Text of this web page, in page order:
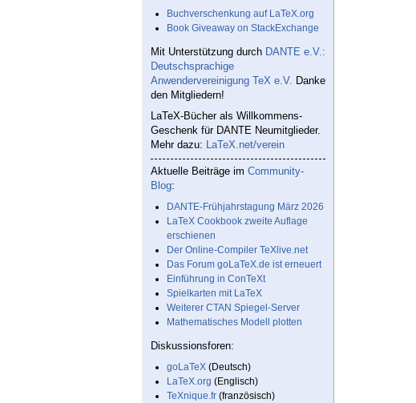
Buchverschenkung auf LaTeX.org
Book Giveaway on StackExchange
Mit Unterstützung durch DANTE e.V.:
Deutschsprachige
Anwendervereinigung TeX e.V. Danke
den Mitgliedern!
LaTeX-Bücher als Willkommens-
Geschenk für DANTE Neumitglieder.
Mehr dazu: LaTeX.net/verein
Aktuelle Beiträge im Community-
Blog:
DANTE-Frühjahrstagung März 2026
LaTeX Cookbook zweite Auflage
erschienen
Der Online-Compiler TeXlive.net
Das Forum goLaTeX.de ist erneuert
Einführung in ConTeXt
Spielkarten mit LaTeX
Weiterer CTAN Spiegel-Server
Mathematisches Modell plotten
Diskussionsforen:
goLaTeX (Deutsch)
LaTeX.org (Englisch)
TeXnique.fr (französisch)